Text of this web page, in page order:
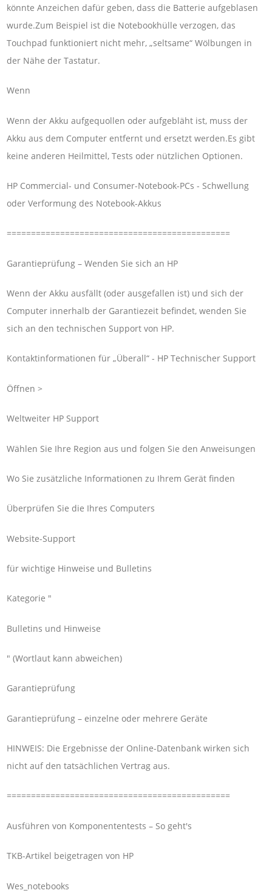
könnte Anzeichen dafür geben, dass die Batterie aufgeblasen
wurde.Zum Beispiel ist die Notebookhülle verzogen, das
Touchpad funktioniert nicht mehr, „seltsame“ Wölbungen in
der Nähe der Tastatur.
Wenn
Wenn der Akku aufgequollen oder aufgebläht ist, muss der
Akku aus dem Computer entfernt und ersetzt werden.Es gibt
keine anderen Heilmittel, Tests oder nützlichen Optionen.
HP Commercial- und Consumer-Notebook-PCs - Schwellung
oder Verformung des Notebook-Akkus
==============================================
Garantieprüfung – Wenden Sie sich an HP
Wenn der Akku ausfällt (oder ausgefallen ist) und sich der
Computer innerhalb der Garantiezeit befindet, wenden Sie
sich an den technischen Support von HP.
Kontaktinformationen für „Überall“ - HP Technischer Support
Öffnen >
Weltweiter HP Support
Wählen Sie Ihre Region aus und folgen Sie den Anweisungen
Wo Sie zusätzliche Informationen zu Ihrem Gerät finden
Überprüfen Sie die Ihres Computers
Website-Support
für wichtige Hinweise und Bulletins
Kategorie "
Bulletins und Hinweise
" (Wortlaut kann abweichen)
Garantieprüfung
Garantieprüfung – einzelne oder mehrere Geräte
HINWEIS: Die Ergebnisse der Online-Datenbank wirken sich
nicht auf den tatsächlichen Vertrag aus.
==============================================
Ausführen von Komponententests – So geht's
TKB-Artikel beigetragen von HP
Wes_notebooks